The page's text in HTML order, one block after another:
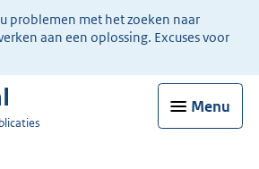
problemen met het zoeken naar
aan een oplossing. Excuses voor
Menu